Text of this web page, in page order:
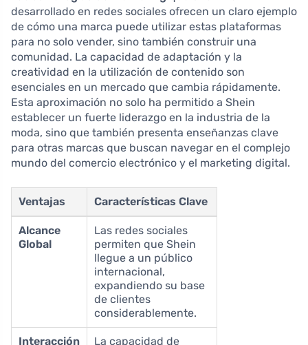
desarrollado en redes sociales ofrecen un claro ejemplo
de cómo una marca puede utilizar estas plataformas
para no solo vender, sino también construir una
comunidad. La capacidad de adaptación y la
creatividad en la utilización de contenido son
esenciales en un mercado que cambia rápidamente.
Esta aproximación no solo ha permitido a Shein
establecer un fuerte liderazgo en la industria de la
moda, sino que también presenta enseñanzas clave
para otras marcas que buscan navegar en el complejo
mundo del comercio electrónico y el marketing digital.
Ventajas Características Clave
Alcance
Global
Las redes sociales
permiten que Shein
llegue a un público
internacional,
expandiendo su base
de clientes
considerablemente.
Interacción La capacidad de